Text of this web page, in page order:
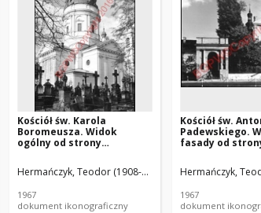
Kościół św. Karola
Boromeusza. Widok
ogólny od strony
Hermańczyk, Teodor (1908-1980).
1967
dokument ikonograficzny
Kościół św.
Padewskiego.
fasady od
Hermańczyk,
1967
dokument